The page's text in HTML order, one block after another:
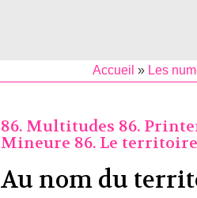
Accueil » Les
86. Multitudes 86.
Mineure 86. Le
Au nom du